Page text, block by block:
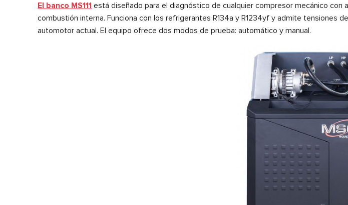
El banco MS111 está diseñado para el diagnóstico de cualquier compresor mecánico
combustión interna. Funciona con los refrigerantes R134a y R1234yf y admite tensiones
automotor actual. El equipo ofrece dos modos de prueba: automático y manual.